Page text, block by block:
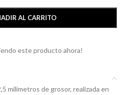
AL CARRITO
este producto ahora!
milímetros de grosor, realizada en